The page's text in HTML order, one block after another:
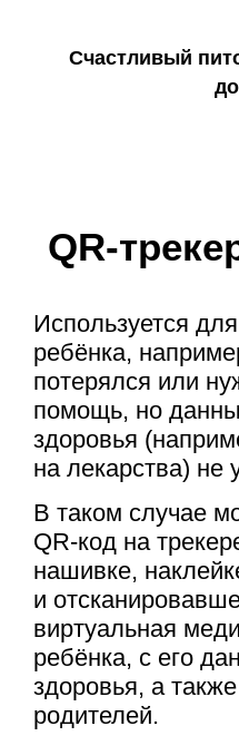
Счастливый
QR-
Используется
ребёнка,
потерялся или
помощь, но
здоровья
на лекарства) не
В таком случае
QR-код на
нашивке,
и
виртуальная
ребёнка, с его
здоровья, а
родителей.